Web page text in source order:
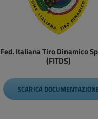
Fed. Italiana Tiro Dinamico
(FITDS)
SCARICA